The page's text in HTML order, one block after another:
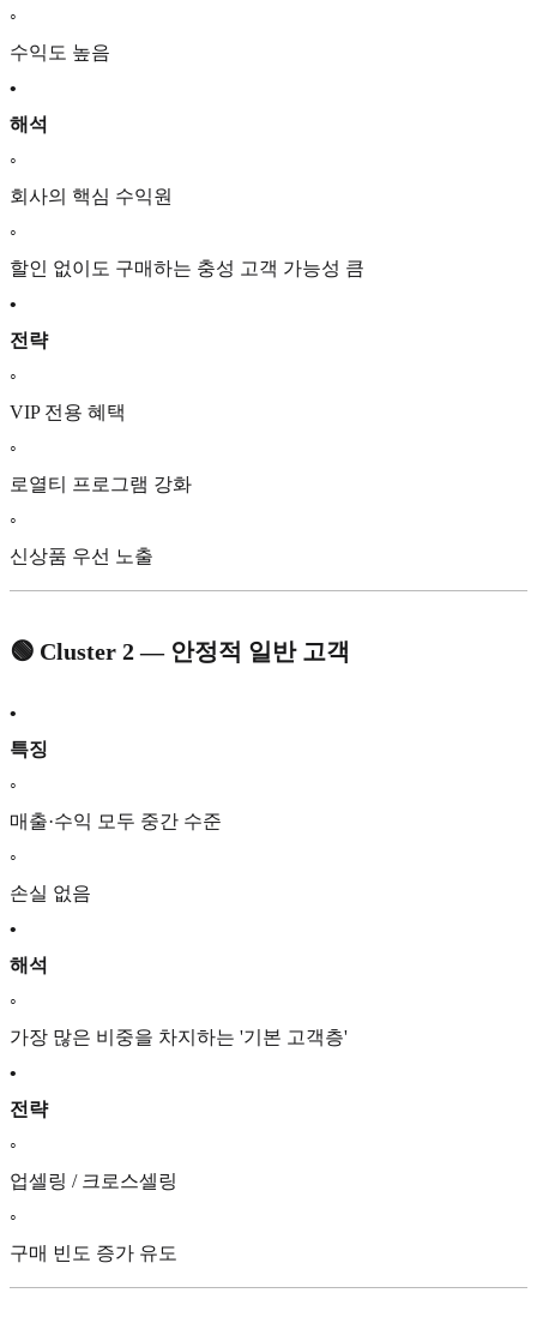
◦
수익도 높음
•
해석
◦
회사의 핵심 수익원
◦
할인 없이도 구매하는 충성 고객 가능성 큼
•
전략
◦
VIP 전용 혜택
◦
로열티 프로그램 강화
◦
신상품 우선 노출
🟢 Cluster 2 — 안정적 일반 고객
•
특징
◦
매출·수익 모두 중간 수준
◦
손실 없음
•
해석
◦
가장 많은 비중을 차지하는 '기본 고객층'
•
전략
◦
업셀링 / 크로스셀링
◦
구매 빈도 증가 유도